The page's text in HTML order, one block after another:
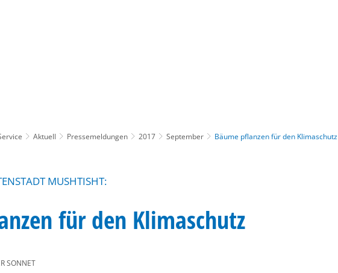
Aktuell Pressemeldungen 2017 September Bäume pflanzen für den Klimaschutz
MUSHTISHT:
für den Klimaschutz
SONNET